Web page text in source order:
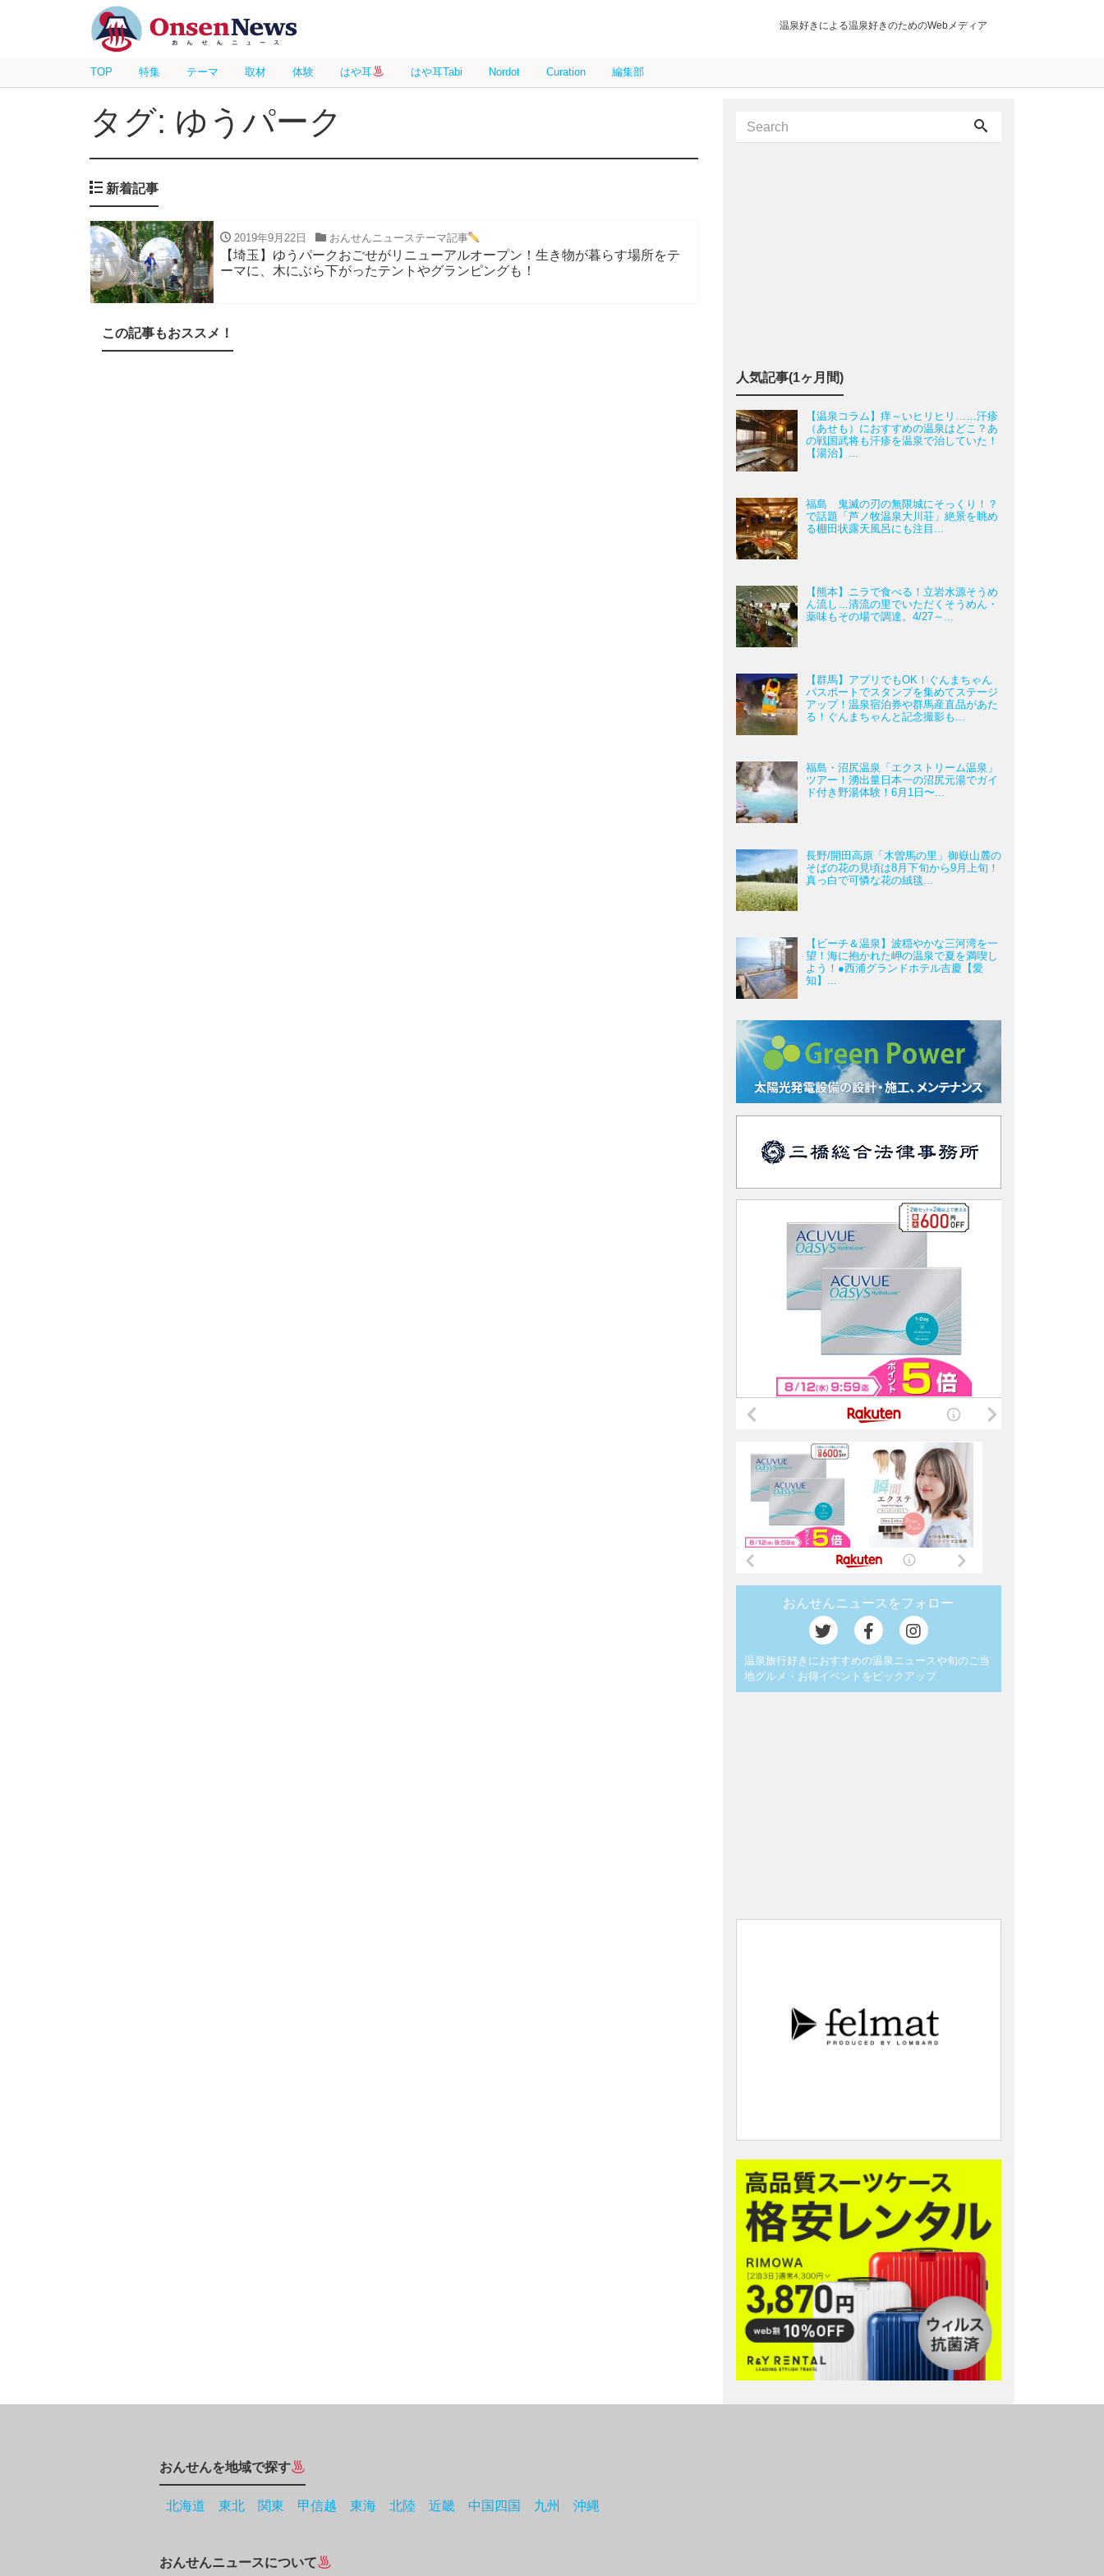
温泉好きによる温泉好きのためのWebメディア
TOP 特集 テーマ 取材 体験 はや耳 はや耳Tabi Nordot Curation 編集部
タグ: ゆうパーク
新着記事
2019年9月22日 おんせんニューステーマ記事
【埼玉】ゆうパークおごせがリニューアルオープン！生き物が暮らす場所をテ
ーマに、木にぶら下がったテントやグランピングも！
この記事もおススメ！
人気記事(1ヶ月間)
【温泉コラム】痒～いヒリヒリ……汗疹
（あせも）におすすめの温泉はどこ？あ
の戦国武将も汗疹を温泉で治していた！
【湯治】...
福島 鬼滅の刃の無限城にそっくり！？
で話題「芦ノ牧温泉大川荘」絶景を眺め
る棚田状露天風呂にも注目...
【熊本】ニラで食べる！立岩水源そうめ
ん流し…清流の里でいただくそうめん・
薬味もその場で調達。4/27～...
【群馬】アプリでもOK！ぐんまちゃん
パスポートでスタンプを集めてステージ
アップ！温泉宿泊券や群馬産直品があた
る！ぐんまちゃんと記念撮影も...
福島・沼尻温泉「エクストリーム温泉」
ツアー！湧出量日本一の沼尻元湯でガイ
ド付き野湯体験！6月1日〜...
長野/開田高原「木曽馬の里」御嶽山麓の
そばの花の見頃は8月下旬から9月上旬！
真っ白で可憐な花の絨毯...
【ビーチ＆温泉】波穏やかな三河湾を一
望！海に抱かれた岬の温泉で夏を満喫し
よう！●西浦グランドホテル吉慶【愛
知】...
おんせんニュースをフォロー
温泉旅行好きにおすすめの温泉ニュースや旬のご当
地グルメ・お得イベントをピックアップ
おんせんを地域で探す
北海道 東北 関東 甲信越 東海 北陸 近畿 中国四国 九州 沖縄
おんせんニュースについて